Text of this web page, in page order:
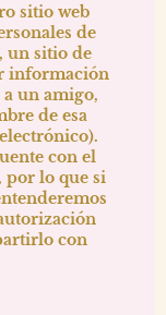
sitio web
de
un sitio de
información
un amigo,
de esa
con el
por lo que si
con